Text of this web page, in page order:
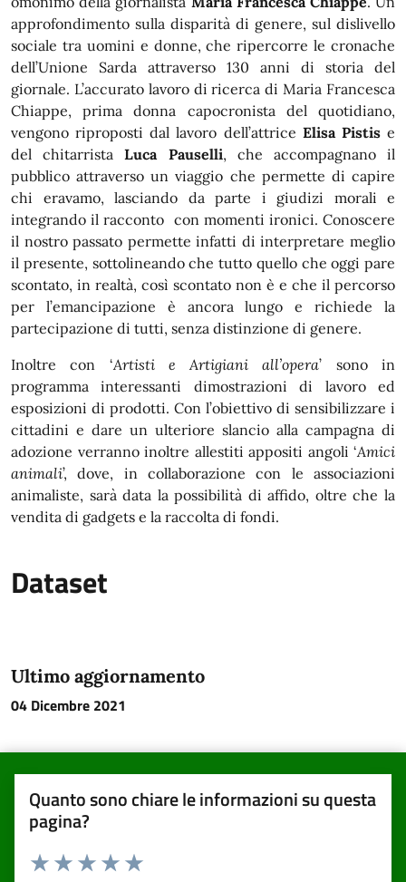
approfondimento sulla disparità di genere, sul dislivello
sociale tra uomini e donne, che ripercorre le cronache
dell’Unione Sarda attraverso 130 anni di storia del
giornale. L’accurato lavoro di ricerca di Maria Francesca
Chiappe, prima donna capocronista del quotidiano,
vengono riproposti dal lavoro dell’attrice Elisa Pistise
del chitarristaLuca Pauselli, che accompagnano il
pubblico attraverso un viaggio che permette di capire
chi eravamo, lasciando da parte i giudizi morali e
integrando il racconto con momenti ironici. Conoscere
il nostro passato permette infatti di interpretare meglio
il presente, sottolineando che tutto quello che oggi pare
scontato, in realtà, così scontato non è e che il percorso
per l’emancipazione è ancora lungo e richiede la
partecipazione di tutti, senza distinzione di genere.
Inoltre con ‘Artisti e Artigiani all’opera’ sono in
programma interessanti dimostrazioni di lavoro ed
esposizioni di prodotti. Con l’obiettivo di sensibilizzare i
cittadini e dare un ulteriore slancio alla campagna di
adozione verranno inoltre allestiti appositi angoli ‘Amici
animali’, dove, in collaborazione con le associazioni
animaliste, sarà data la possibilità di affido, oltre che la
vendita di gadgets e la raccolta di fondi.
Dataset
Ultimo aggiornamento
04 Dicembre 2021
Quanto sono chiare le informazioni su questa
pagina?
Valuta da 1 a 5 stelle la pagina